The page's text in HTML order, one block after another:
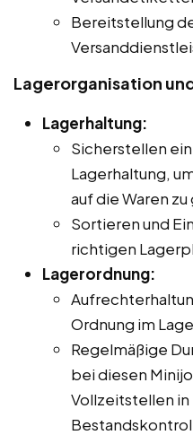
Bereitstellung
Lagerorganisation
Lagerhaltung:
Sicherstellen
Lagerhaltung,
auf die Waren
Sortieren und
richtigen
Lagerordnung:
Ordnung im
Regelmäßige
bei diesen
Vollzeitstellen